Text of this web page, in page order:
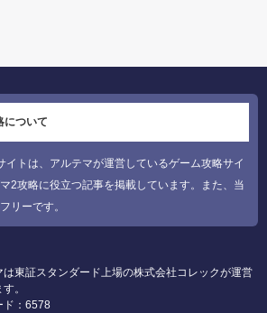
について
イトは、アルテマが運営しているゲーム攻略サイ
2攻略に役立つ記事を掲載しています。また、当
リーです。
は東証スタンダード上場の株式会社コレックが運営
。
ド：6578